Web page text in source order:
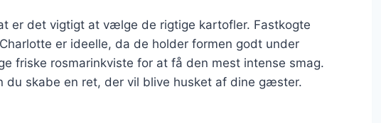
er det vigtigt at vælge de rigtige kartofler. Fastkogte
er ideelle, da de holder formen godt under
friske rosmarinkviste for at få den mest intense smag.
du skabe en ret, der vil blive husket af dine gæster.